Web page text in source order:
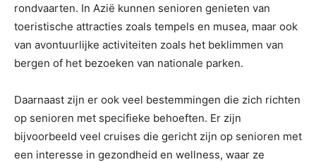
rondvaarten. In Azië kunnen senioren genieten van
toeristische attracties zoals tempels en musea, maar ook
van avontuurlijke activiteiten zoals het beklimmen van
bergen of het bezoeken van nationale parken.
Daarnaast zijn er ook veel bestemmingen die zich richten
op senioren met specifieke behoeften. Er zijn
bijvoorbeeld veel cruises die gericht zijn op senioren met
een interesse in gezondheid en wellness, waar ze